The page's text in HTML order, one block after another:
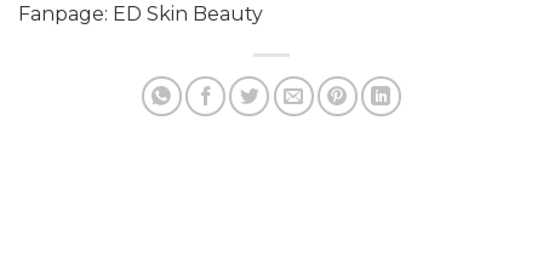
Fanpage: ED Skin Beauty